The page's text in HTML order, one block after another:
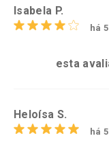
Isabela P.
há
esta
Heloísa S.
há